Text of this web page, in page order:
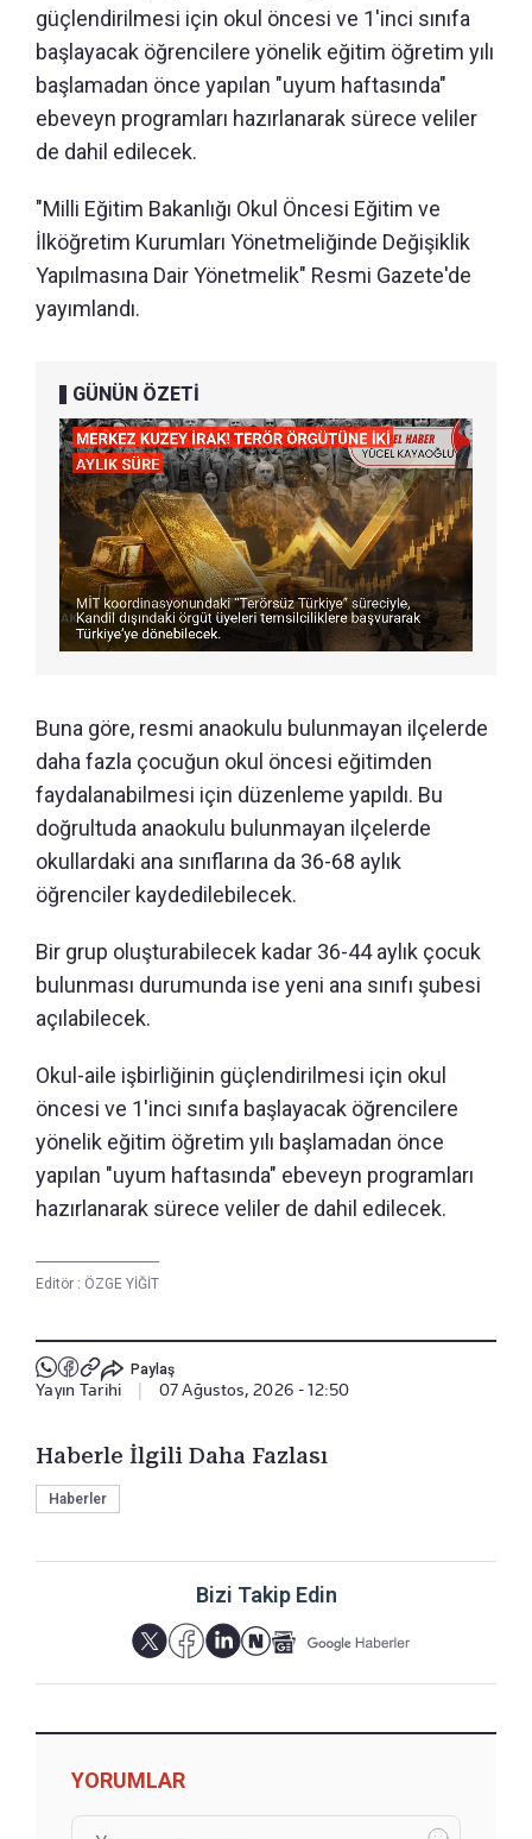
güçlendirilmesi için okul öncesi ve 1'inci sınıfa
başlayacak öğrencilere yönelik eğitim öğretim yılı
başlamadan önce yapılan "uyum haftasında"
ebeveyn programları hazırlanarak sürece veliler
de dahil edilecek.
"Milli Eğitim Bakanlığı Okul Öncesi Eğitim ve
İlköğretim Kurumları Yönetmeliğinde Değişiklik
Yapılmasına Dair Yönetmelik" Resmi Gazete'de
yayımlandı.
GÜNÜN ÖZETİ
Buna göre, resmi anaokulu bulunmayan ilçelerde
daha fazla çocuğun okul öncesi eğitimden
faydalanabilmesi için düzenleme yapıldı. Bu
doğrultuda anaokulu bulunmayan ilçelerde
okullardaki ana sınıflarına da 36-68 aylık
öğrenciler kaydedilebilecek.
Bir grup oluşturabilecek kadar 36-44 aylık çocuk
bulunması durumunda ise yeni ana sınıfı şubesi
açılabilecek.
Okul-aile işbirliğinin güçlendirilmesi için okul
öncesi ve 1'inci sınıfa başlayacak öğrencilere
yönelik eğitim öğretim yılı başlamadan önce
yapılan "uyum haftasında" ebeveyn programları
hazırlanarak sürece veliler de dahil edilecek.
Editör : ÖZGE YİĞİT
Paylaş
Yayın Tarihi 07 Ağustos, 2026 - 12:50
Haberle İlgili Daha Fazlası
Haberler
Bizi Takip Edin
YORUMLAR